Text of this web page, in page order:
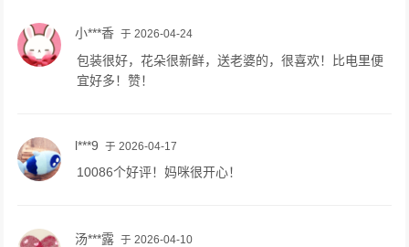
小***香 于 2026-04-24
包装很好，花朵很新鲜，送老婆的，很喜欢！比电里便
宜好多！赞！
l***9 于 2026-04-17
10086个好评！妈咪很开心！
汤***露 于 2026-04-10